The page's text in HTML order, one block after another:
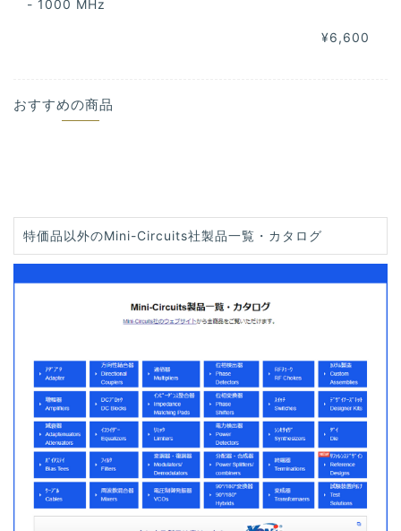
- 1000 MHz
¥6,600
おすすめの商品
特価品以外のMini-Circuits社製品一覧・カタログ